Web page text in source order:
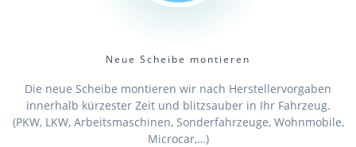
Neue Scheibe montieren
Die neue Scheibe montieren wir nach Herstellervorgaben
innerhalb kürzester Zeit und blitzsauber in Ihr Fahrzeug.
(PKW, LKW, Arbeitsmaschinen, Sonderfahrzeuge, Wohnmobile,
Microcar,…)